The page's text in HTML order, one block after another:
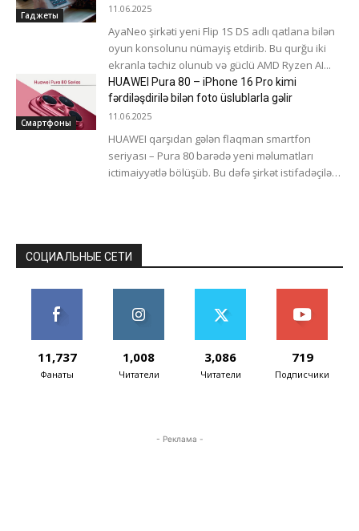
сайтов на разных...
Гаджеты
11.06.2025
AyaNeo şirkəti yeni Flip 1S DS adlı qatlana bilən
oyun konsolunu nümayiş etdirib. Bu qurğu iki
ekranla təchiz olunub və güclü AMD Ryzen AI...
Смартфоны
HUAWEI Pura 80 – iPhone 16 Pro kimi
fərdiləşdirilə bilən foto üslublarla gəlir
11.06.2025
HUAWEI qarşıdan gələn flaqman smartfon
seriyası – Pura 80 barədə yeni məlumatları
ictimaiyyətlə bölüşüb. Bu dəfə şirkət istifadəçilərə
СОЦИАЛЬНЫЕ СЕТИ
11,737
Фанаты
1,008
Читатели
3,086
Читатели
719
Подписчики
- Реклама -